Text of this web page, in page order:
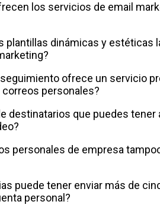
los servicios de email
plantillas dinámicas y estéticas
ofrece un servicio
personales?
destinatarios que puedes
personales de empresa
puede tener enviar más de
personal?